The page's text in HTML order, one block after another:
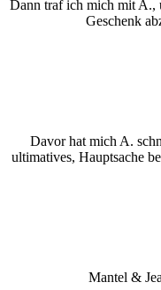
Dann traf ich mich mit A.,
Geschenk
Davor hat mich A.
ultimatives, Hauptsache
Mantel &